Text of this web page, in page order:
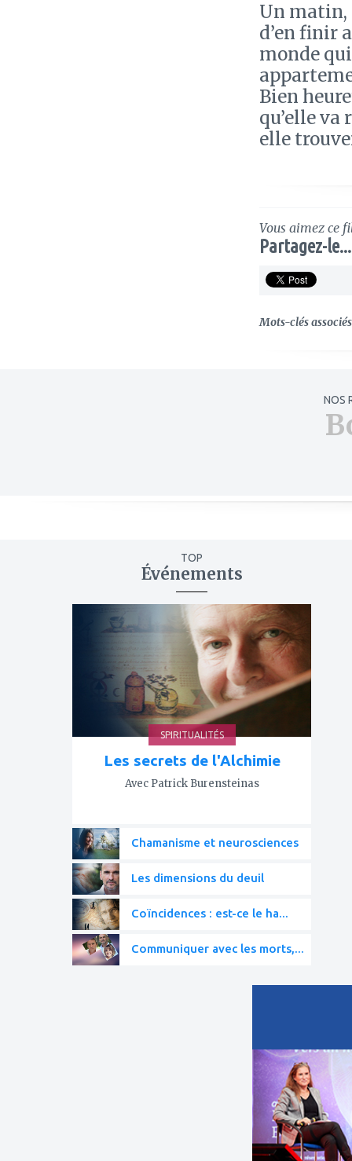
Un matin,
d’en finir
monde
Bien
qu’elle
elle
Vous aimez ce
Partagez-le...
Mots-clés
NOS
TOP
Événements
mes
SPIRITUALITÉS
Les secrets de l'Alchimie
Avec Patrick Burensteinas
Chamanisme et neurosciences
Les dimensions du deuil
Coïncidences : est-ce le ha...
Communiquer avec les morts,...
à
mes
favoris